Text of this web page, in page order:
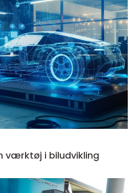
værktøj i biludvikling